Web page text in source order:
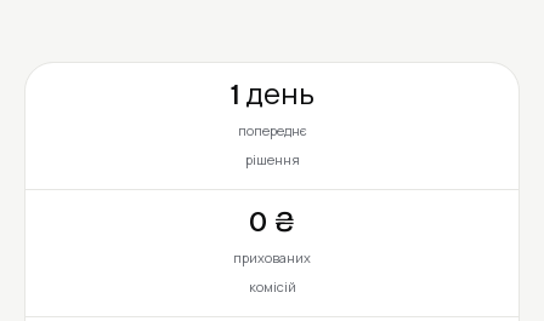
1 день
попереднє
рішення
0 ₴
прихованих
комісій